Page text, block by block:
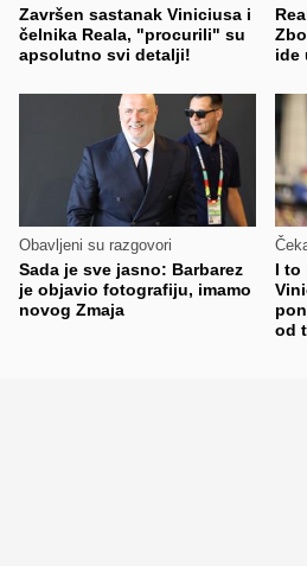
Završen sastanak Viniciusa i
čelnika Reala, "procurili" su
apsolutno svi detalji!
ide
Obavljeni su razgovori
Sada je sve jasno: Barbarez
je objavio fotografiju, imamo
novog Zmaja
I to
od